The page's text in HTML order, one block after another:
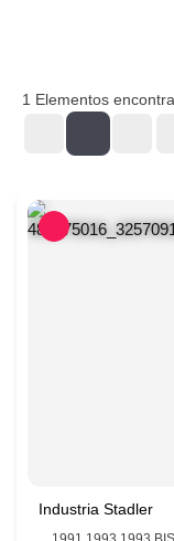
1 Elementos
Industria Stadler